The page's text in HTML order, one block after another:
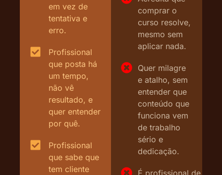
em vez de
tentativa e
erro.
Profissional
que posta há
um tempo,
não vê
resultado, e
quer entender
por quê.
Profissional
que sabe que
tem cliente
comprar o
curso resolve,
mesmo sem
aplicar nada.
Quer milagre
e atalho, sem
entender que
conteúdo que
funciona vem
de trabalho
sério e
dedicação.
É profissional de